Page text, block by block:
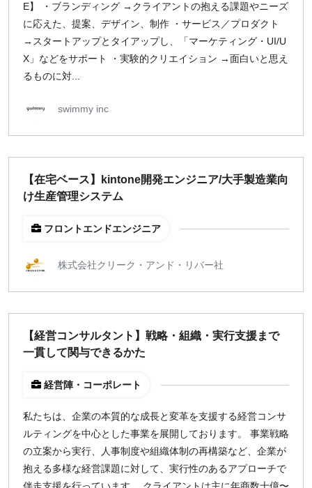
E】 ・ブランディング →クライアントの抱える課題やニーズ
に応えた、提案、デザイン、制作 ・サービス／プロダクト
→スタートアップとタイアップし、「マーケティング・UI/U
X」などをサポート ・実験的クリエイション →面白いと思え
るものに対...
swimmy inc
【在宅ベース】kintone開発エンジニア/大手製造業向
け生産管理システム
フロントエンドエンジニア
株式会社クリーク・アンド・リバー社
【経営コンサルタント】戦略・組織・実行支援まで
一貫して関与できるかた
経営陣・コーポレート
私たちは、企業の本質的な成長と変革を支援する経営コンサ
ルティングを中心とした事業を展開しております。 事業戦略
の立案から実行、人事制度や組織体制の再構築など、企業が
抱える多様な経営課題に対して、実行性のあるアプローチで